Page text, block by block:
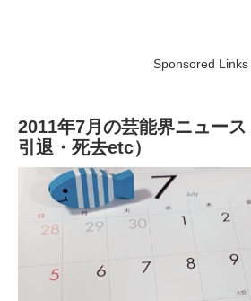
Sponsored Links
2011年7月の芸能界ニュース
引退・死去etc）